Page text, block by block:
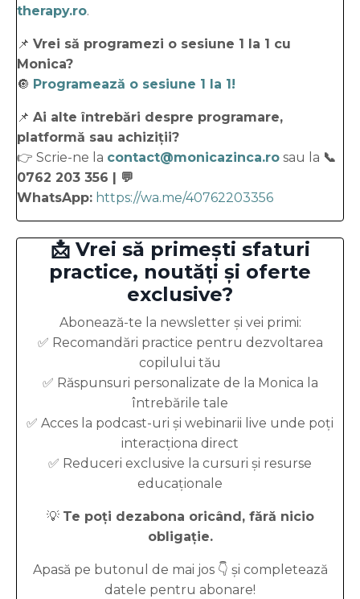
therapy.ro.
📌 Vrei să programezi o sesiune 1 la 1 cu
Monica?
🔘 Programează o sesiune 1 la 1!
📌 Ai alte întrebări despre programare,
platformă sau achiziții?
👉 Scrie-ne la contact@monicazinca.ro sau la 📞
0762 203 356 | 💬
WhatsApp: https://wa.me/40762203356
📩 Vrei să primești sfaturi
practice, noutăți și oferte
exclusive?
Abonează-te la newsletter și vei primi:
✅ Recomandări practice pentru dezvoltarea
copilului tău
✅ Răspunsuri personalizate de la Monica la
întrebările tale
✅ Acces la podcast-uri și webinarii live unde poți
interacționa direct
✅ Reduceri exclusive la cursuri și resurse
educaționale
💡 Te poți dezabona oricând, fără nicio
obligație.
Apasă pe butonul de mai jos 👇 și completează
datele pentru abonare!